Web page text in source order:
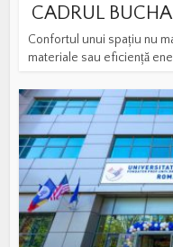
CADRUL
Confortul unui spațiu nu
materiale sau eficiență